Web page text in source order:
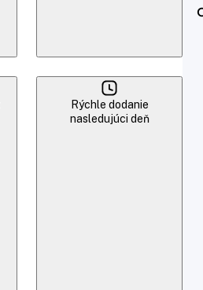
Rýchle dodanie
nasledujúci deň